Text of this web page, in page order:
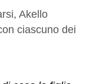
Akello
ciascuno dei